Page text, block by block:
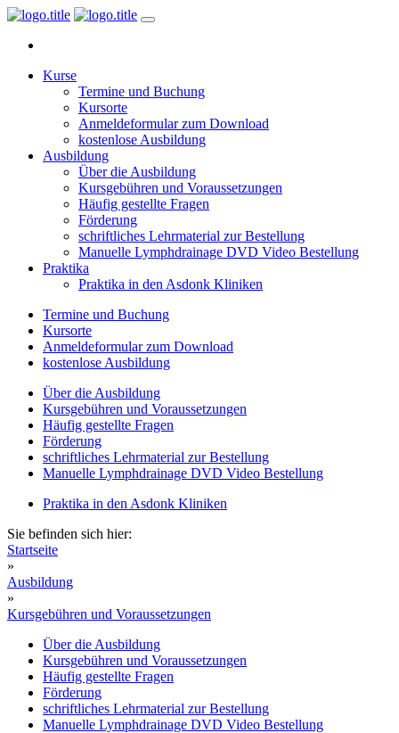
Kurse
Termine und Buchung
Kursorte
Anmeldeformular zum Download
kostenlose Ausbildung
Ausbildung
Über die Ausbildung
Kursgebühren und Voraussetzungen
Häufig gestellte Fragen
Förderung
schriftliches Lehrmaterial zur Bestellung
Manuelle Lymphdrainage DVD Video Bestellung
Praktika
Praktika in den Asdonk Kliniken
Termine und Buchung
Kursorte
Anmeldeformular zum Download
kostenlose Ausbildung
Über die Ausbildung
Kursgebühren und Voraussetzungen
Häufig gestellte Fragen
Förderung
schriftliches Lehrmaterial zur Bestellung
Manuelle Lymphdrainage DVD Video Bestellung
Praktika in den Asdonk Kliniken
Sie befinden sich hier:
Startseite
»
Ausbildung
»
Kursgebühren und Voraussetzungen
Über die Ausbildung
Kursgebühren und Voraussetzungen
Häufig gestellte Fragen
Förderung
schriftliches Lehrmaterial zur Bestellung
Manuelle Lymphdrainage DVD Video Bestellung